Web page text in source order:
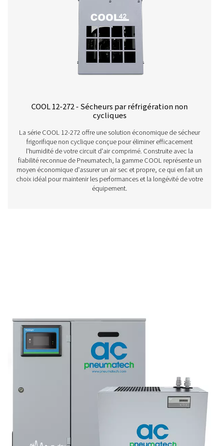
Les sécheurs par réfrigération non cycliques AD 15-
Pneumatech sont conçus pour protéger efficacement
d'air comprimé en réduisant l'humidité, ce qui les rend
une large gamme d'applications industrielles.